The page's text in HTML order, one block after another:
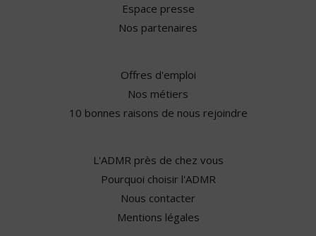
Espace presse
Nos partenaires
Offres d'emploi
Nos métiers
10 bonnes raisons de nous rejoindre
L'ADMR près de chez vous
Pourquoi choisir l'ADMR
Nous contacter
Mentions légales